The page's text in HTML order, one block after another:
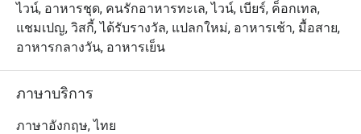
ไวน์, อาหารชุด, คนรักอาหารทะเล, ไวน์, เบียร์, ค็อกเทล,
แชมเปญ, วิสกี้, ได้รับรางวัล, แปลกใหม่, อาหารเช้า, มื้อสาย,
อาหารกลางวัน, อาหารเย็น
ภาษาบริการ
ภาษาอังกฤษ, ไทย